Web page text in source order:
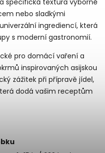
nebo sladkými
ingrediencí, která
s moderní gastronomií.
pro domácí vaření a
inspirovaných asijskou
zážitek při přípravě jídel,
dodá vašim receptům